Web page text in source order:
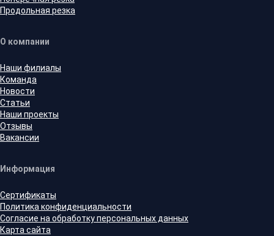
Продольная резка
О компании
Наши филиалы
Команда
Новости
Статьи
Наши проекты
Отзывы
Вакансии
Информация
Сертификаты
Политика конфиденциальности
Согласие на обработку персональных данных
Карта сайта